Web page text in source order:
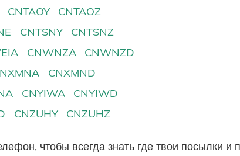
CNTAOY
CNTAOZ
CNTSNY
CNTSNZ
CNWNZA
CNWNZD
CNXMND
CNYIWA
CNYIWD
CNZUHY CNZUHZ
чтобы всегда знать где твои посылки и